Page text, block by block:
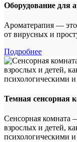
Оборудование для
Ароматерапия —
от вирусных и
Подробнее
Темная сенсорная
Сенсорная комната
взрослых и детей,
психологическими